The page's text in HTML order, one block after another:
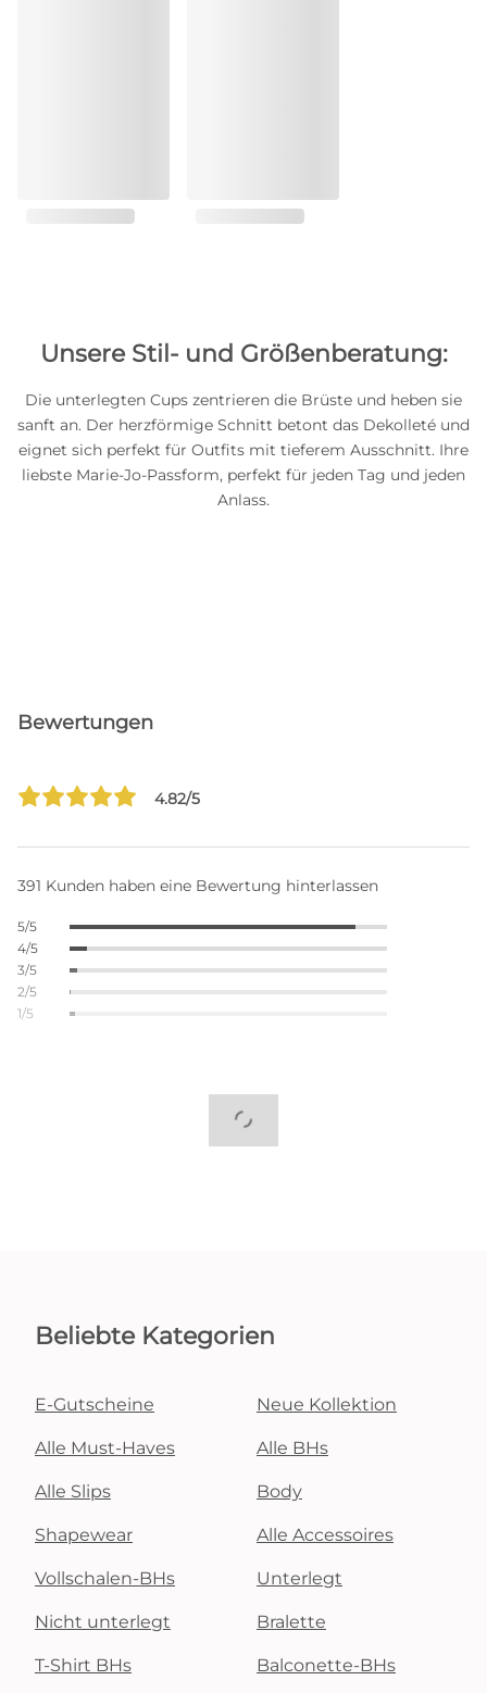
Unsere Stil- und Größenberatung:
Die unterlegten Cups zentrieren die Brüste und heben sie
sanft an. Der herzförmige Schnitt betont das Dekolleté und
eignet sich perfekt für Outfits mit tieferem Ausschnitt. Ihre
liebste Marie-Jo-Passform, perfekt für jeden Tag und jeden
Anlass.
Bewertungen
4.82/5
391 Kunden haben eine Bewertung hinterlassen
5/5
4/5
3/5
2/5
1/5
Beliebte Kategorien
E-Gutscheine Neue Kollektion
Alle Must-Haves Alle BHs
Alle Slips Body
Shapewear Alle Accessoires
Vollschalen-BHs Unterlegt
Nicht unterlegt Bralette
T-Shirt BHs Balconette-BHs